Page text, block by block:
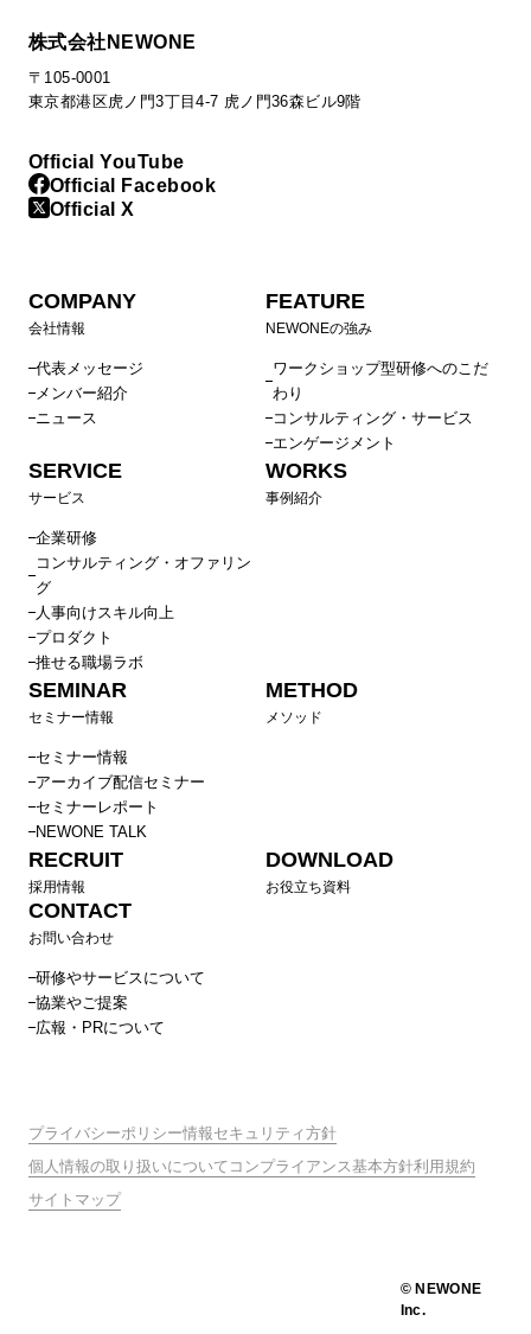
株式会社NEWONE
〒105-0001
東京都港区虎ノ門3丁目4-7 虎ノ門36森ビル9階
Official YouTube
Official Facebook
Official X
COMPANY
会社情報
代表メッセージ
メンバー紹介
ニュース
FEATURE
NEWONEの強み
ワークショップ型研修へのこだ
わり
コンサルティング・サービス
エンゲージメント
SERVICE
サービス
企業研修
コンサルティング・オファリン
グ
人事向けスキル向上
プロダクト
推せる職場ラボ
WORKS
事例紹介
SEMINAR
セミナー情報
セミナー情報
アーカイブ配信セミナー
セミナーレポート
NEWONE TALK
METHOD
メソッド
RECRUIT
採用情報
DOWNLOAD
お役立ち資料
CONTACT
お問い合わせ
研修やサービスについて
協業やご提案
広報・PRについて
プライバシーポリシー情報セキュリティ方針
個人情報の取り扱いについて コンプライアンス基本方針利用規約
サイトマップ
© NEWONE
Inc.